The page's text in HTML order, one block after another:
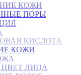
КОЖИ
ПОРЫ
КИСЛОТА
КОЖИ
ЛИЦА